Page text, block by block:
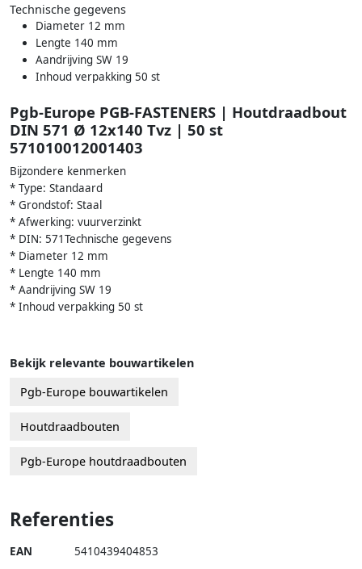
Technische gegevens
Diameter 12 mm
Lengte 140 mm
Aandrijving SW 19
Inhoud verpakking 50 st
Pgb-Europe PGB-FASTENERS | Houtdraadbout
DIN 571 Ø 12x140 Tvz | 50 st
571010012001403
Bijzondere kenmerken
* Type: Standaard
* Grondstof: Staal
* Afwerking: vuurverzinkt
* DIN: 571Technische gegevens
* Diameter 12 mm
* Lengte 140 mm
* Aandrijving SW 19
* Inhoud verpakking 50 st
Bekijk relevante bouwartikelen
Pgb-Europe bouwartikelen
Houtdraadbouten
Pgb-Europe houtdraadbouten
Referenties
EAN 5410439404853